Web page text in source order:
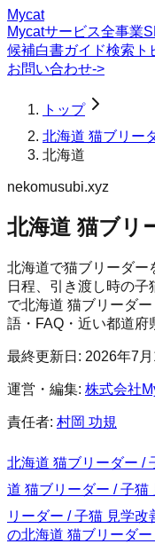
Mycat
Mycatサービス全事業
候補白書ガイド検索ト
お問い合わせ->
トップ
北海道 猫ブリー
北海道
nekomusubi.xyz
北海道 猫ブリ
北海道で猫ブリーダー
日程、引き渡し時の子
で北海道 猫ブリーダー
語・FAQ・近い都道府
最終更新日: 2026年7月
運営・編集: 株式会社
責任者: 村岡 功規
北海道 猫ブリーダー /
道 猫ブリーダー / 子猫
リーダー / 子猫 見学改
の北海道 猫ブリーダ